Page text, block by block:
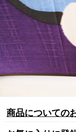
商品についての